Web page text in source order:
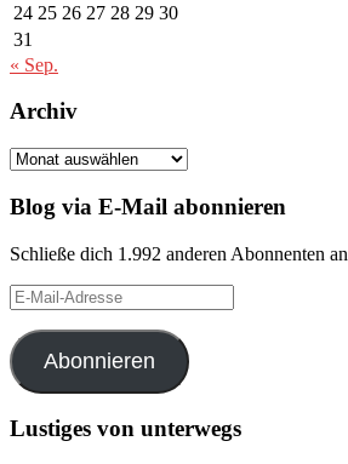
24 25 26 27 28 29 30
31
« Sep.
Archiv
Archiv
Blog via E-Mail abonnieren
Schließe dich 1.992 anderen Abonnenten an
E-
Mail-
Adresse
Abonnieren
Lustiges von unterwegs